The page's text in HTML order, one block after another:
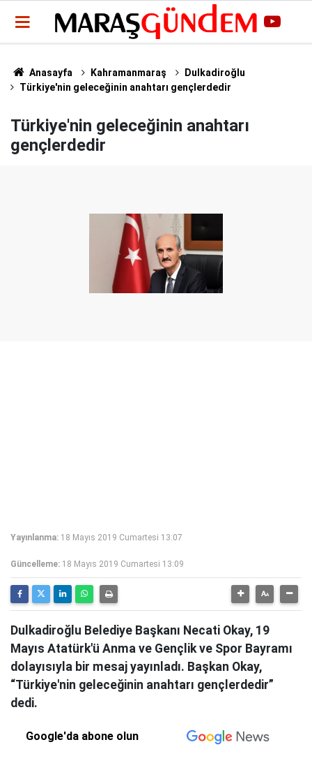
Anasayfa Kahramanmaraş
Dulkadiroğlu
Türkiye'nin geleceğinin anahtarı gençlerdedir
Türkiye'nin geleceğinin anahtarı
gençlerdedir
Yayınlanma: 18 Mayıs 2019 Cumartesi 13:07
Güncelleme: 18 Mayıs 2019 Cumartesi 13:09
Dulkadiroğlu Belediye Başkanı Necati Okay, 19
Mayıs Atatürk'ü Anma ve Gençlik ve Spor Bayramı
dolayısıyla bir mesaj yayınladı. Başkan Okay,
“Türkiye'nin geleceğinin anahtarı gençlerdedir”
dedi.
Google'da abone olun